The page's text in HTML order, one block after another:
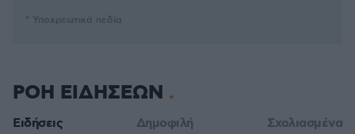
* Υποχρεωτικά πεδία
ΡΟΗ ΕΙΔΗΣΕΩΝ
Ειδήσεις Δημοφιλή Σχολιασμένα